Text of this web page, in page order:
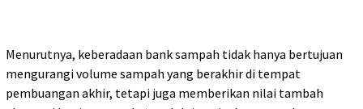
Menurutnya, keberadaan bank sampah tidak hanya bertujuan
mengurangi volume sampah yang berakhir di tempat
pembuangan akhir, tetapi juga memberikan nilai tambah